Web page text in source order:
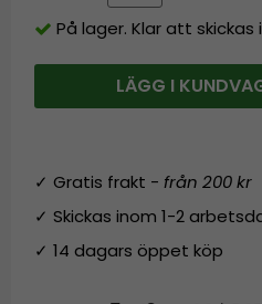
På lager. Klar att
LÄGG I
✓ Gratis frakt -från 200 kr
✓ Skickas inom 1-2
✓ 14 dagars öppet köp